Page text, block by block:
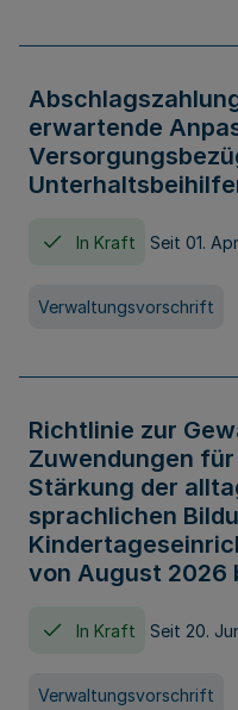
erwartende
In Kraft Seit 01.
Verwaltungsvorschrift
Richtlinie zur
Zuwendungen
Stärkung der
sprachlichen
von August 2026
In Kraft Seit 20.
Verwaltungsvorschrift